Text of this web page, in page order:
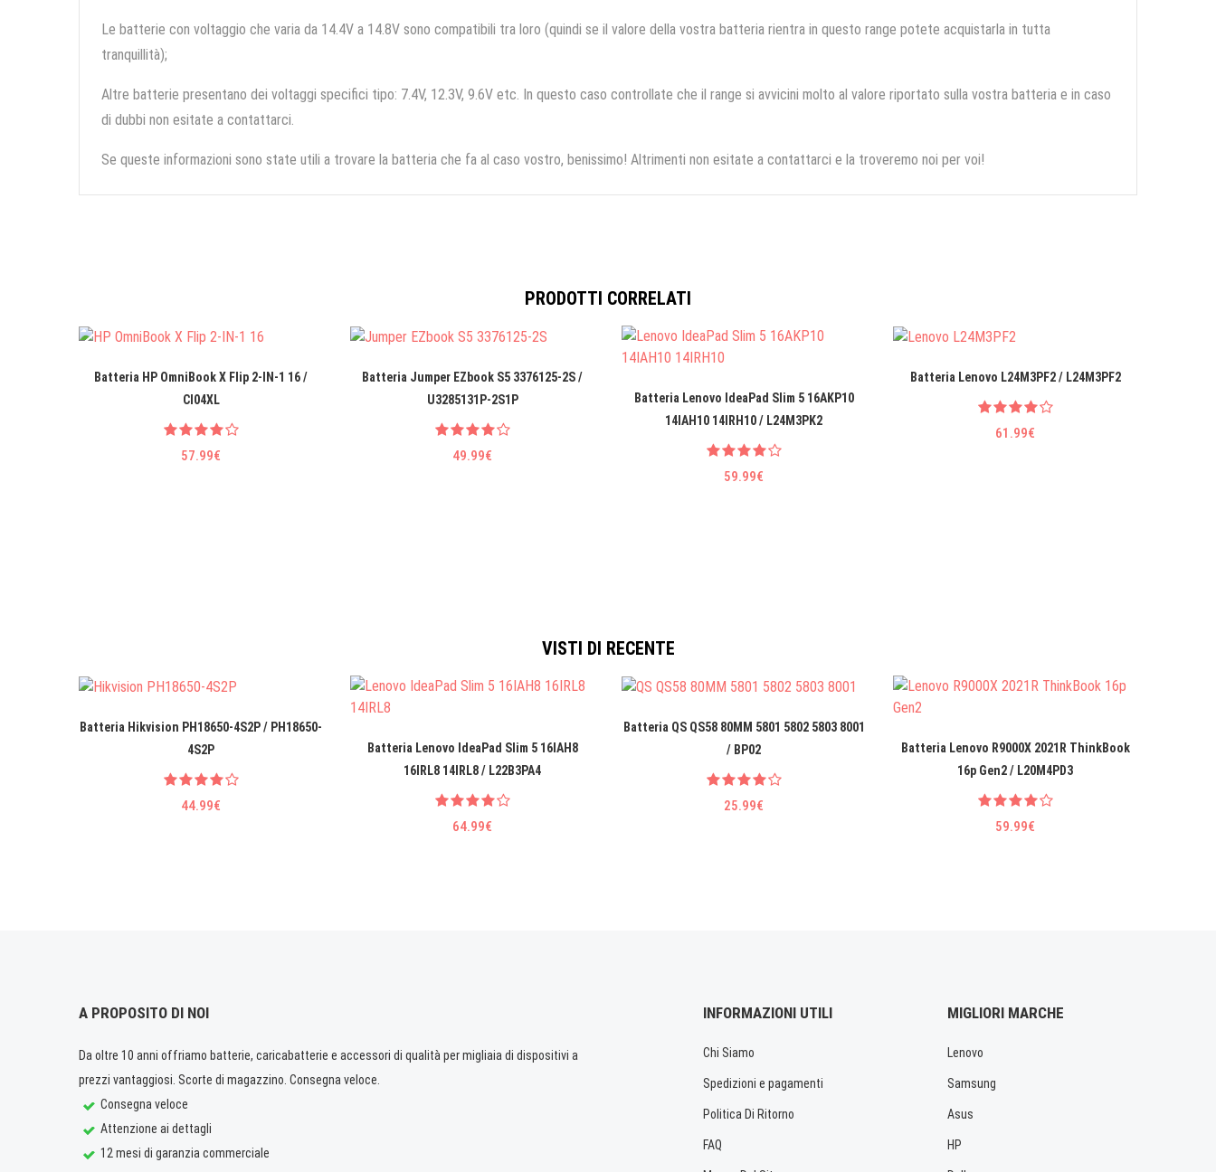
Le batterie con voltaggio che varia da 14.4V a 14.8V sono compatibili tra loro (quindi se il valore della vostra batteria rientra in questo range potete acquistarla in tutta
tranquillità);
Altre batterie presentano dei voltaggi specifici tipo: 7.4V, 12.3V, 9.6V etc. In questo caso controllate che il range si avvicini molto al valore riportato sulla vostra batteria e in caso
di dubbi non esitate a contattarci.
Se queste informazioni sono state utili a trovare la batteria che fa al caso vostro, benissimo! Altrimenti non esitate a contattarci e la troveremo noi per voi!
PRODOTTI CORRELATI
Batteria HP OmniBook X Flip 2-IN-1 16 /
CI04XL
57.99€
Batteria Jumper EZbook S5 3376125-2S /
U3285131P-2S1P
49.99€
Batteria Lenovo IdeaPad Slim 5 16AKP10
14IAH10 14IRH10 / L24M3PK2
59.99€
Batteria Lenovo L24M3PF2 / L24M3PF2
61.99€
VISTI DI RECENTE
Batteria Hikvision PH18650-4S2P / PH18650-
4S2P
44.99€
Batteria Lenovo IdeaPad Slim 5 16IAH8
16IRL8 14IRL8 / L22B3PA4
64.99€
Batteria QS QS58 80MM 5801 5802 5803 8001
/ BP02
25.99€
Batteria Lenovo R9000X 2021R ThinkBook
16p Gen2 / L20M4PD3
59.99€
A PROPOSITO DI NOI
Da oltre 10 anni offriamo batterie, caricabatterie e accessori di qualità per migliaia di dispositivi a
prezzi vantaggiosi. Scorte di magazzino. Consegna veloce.
Consegna veloce
Attenzione ai dettagli
12 mesi di garanzia commerciale
INFORMAZIONI UTILI
Chi Siamo
Spedizioni e pagamenti
Politica Di Ritorno
FAQ
MIGLIORI MARCHE
Lenovo
Samsung
Asus
HP